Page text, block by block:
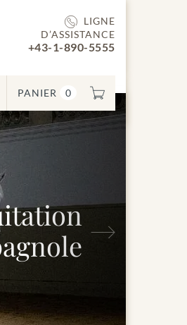
LIGNE
D’ASSISTANCE
+43-1-890-5555
PANIER 0